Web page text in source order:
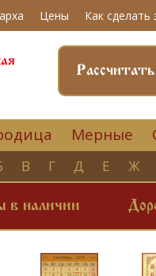
Цены Как сделать
Мерные
В Г Д Е Ж
в наличии